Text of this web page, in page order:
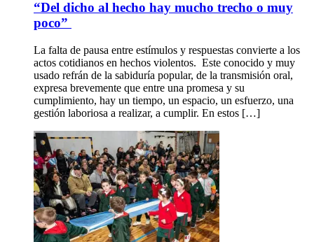
“Del dicho al hecho hay mucho trecho o muy
poco”
La falta de pausa entre estímulos y respuestas convierte a los
actos cotidianos en hechos violentos. Este conocido y muy
usado refrán de la sabiduría popular, de la transmisión oral,
expresa brevemente que entre una promesa y su
cumplimiento, hay un tiempo, un espacio, un esfuerzo, una
gestión laboriosa a realizar, a cumplir. En estos […]